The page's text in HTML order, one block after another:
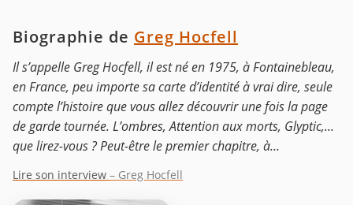
Biographie de Greg Hocfell
Il s’appelle Greg Hocfell, il est né en 1975, à Fontainebleau,
en France, peu importe sa carte d’identité à vrai dire, seule
compte l’histoire que vous allez découvrir une fois la page
de garde tournée. L’ombres, Attention aux morts, Glyptic,...
que lirez-vous ? Peut-être le premier chapitre, à...
Lire son interview – Greg Hocfell